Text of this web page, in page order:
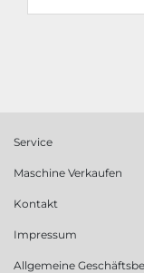
Service
Maschine Verkaufen
Kontakt
Impressum
Allgemeine